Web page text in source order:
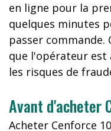
en ligne pour la
quelques minutes
passer
que l'opérateur
les risques de
Avant d'acheter
Acheter Cenforce